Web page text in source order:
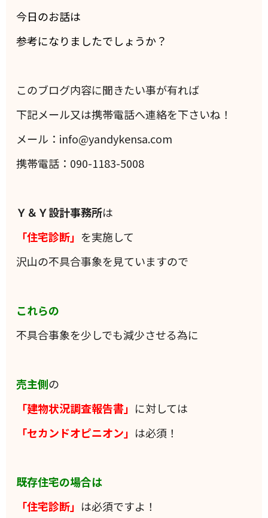
今日のお話は
参考になりましたでしょうか？
このブログ内容に聞きたい事が有れば
下記メール又は携帯電話へ連絡を下さいね！
メール：info@yandykensa.com
携帯電話：090-1183-5008
Ｙ＆Ｙ設計事務所は
「住宅診断」 を実施して
沢山の不具合事象を見ていますので
これらの
不具合事象を少しでも減少させる為に
売主側の
「建物状況調査報告書」 に対しては
「セカンドオピニオン」 は必須！
既存住宅の場合は
「住宅診断」 は必須ですよ！